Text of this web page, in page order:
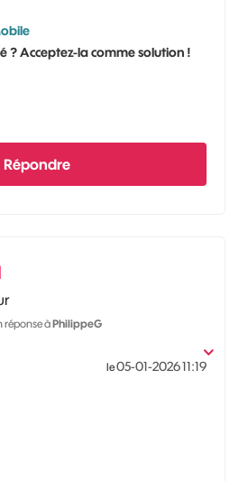
? Acceptez-la comme solution !
Répondre
réponse àPhilippeG
le‎05-01-202611:19